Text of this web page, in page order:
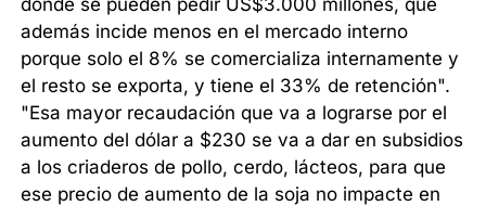
además incide menos en el mercado interno
porque solo el 8% se comercializa internamente y
el resto se exporta, y tiene el 33% de retención".
"Esa mayor recaudación que va a lograrse por el
aumento del dólar a $230 se va a dar en subsidios
a los criaderos de pollo, cerdo, lácteos, para que
ese precio de aumento de la soja no impacte en